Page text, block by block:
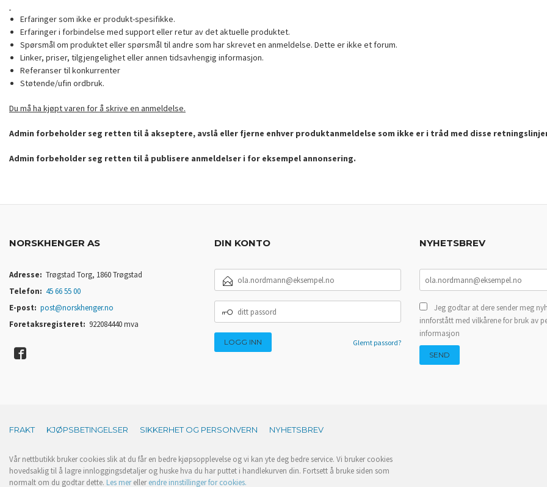
Erfaringer som ikke er produkt-spesifikke.
Erfaringer i forbindelse med support eller retur av det aktuelle produktet.
Spørsmål om produktet eller spørsmål til andre som har skrevet en anmeldelse. Dette er ikke et forum.
Linker, priser, tilgjengelighet eller annen tidsavhengig informasjon.
Referanser til konkurrenter
Støtende/ufin ordbruk.
Du må ha kjøpt varen for å skrive en anmeldelse.
Admin forbeholder seg retten til å akseptere, avslå eller fjerne enhver produktanmeldelse som ikke er i tråd med disse
Admin forbeholder seg retten til å publisere anmeldelser i for eksempel annonsering.
NORSKHENGER AS
Adresse: Trøgstad Torg, 1860 Trøgstad
Telefon: 45 66 55 00
E-post: post@norskhenger.no
Foretaksregisteret: 922084440 mva
DIN KONTO
POSTADRESSE
PASSORD
Glemt passord?
NYHETSBREV
Jeg godtar at dere sender meg
innforstått med vilkårene for bruk av
informasjon
FRAKT KJØPSBETINGELSER SIKKERHET OG PERSONVERN NYHETSBREV
Vår nettbutikk bruker cookies slik at du får en bedre kjøpsopplevelse og vi kan yte deg bedre service. Vi bruker cookies
hovedsaklig til å lagre innloggingsdetaljer og huske hva du har puttet i handlekurven din. Fortsett å bruke siden som
normalt om du godtar dette. Les merellerendre innstillinger for cookies.